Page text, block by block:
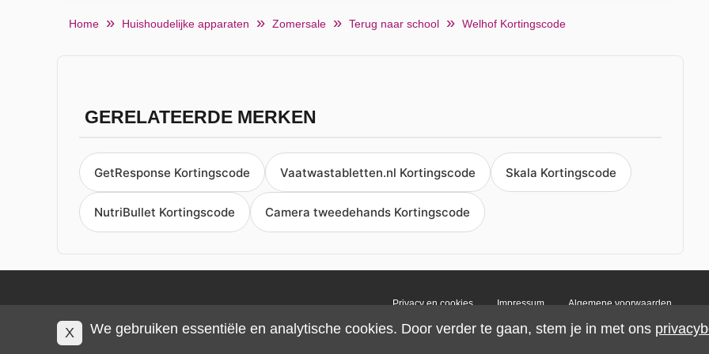
Home Huishoudelijke apparaten Zomersale Terug naar school Welhof Kortingscode
GERELATEERDE MERKEN
GetResponse Kortingscode Vaatwastabletten.nl Kortingscode Skala Kortingscode
NutriBullet Kortingscode Camera tweedehands Kortingscode
Privacy en cookies Impressum Algemene voorwaarden
X We gebruiken essentiële en analytische cookies. Door verder te gaan, stem je in met ons